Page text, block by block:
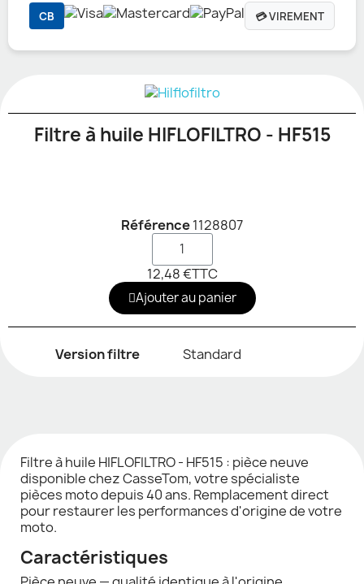
CB 💳 VIREMENT
Filtre à huile HIFLOFILTRO - HF515
Référence1128807
12,48 €TTC
Ajouter au panier
Version filtre Standard
Filtre à huile HIFLOFILTRO - HF515 : pièce neuve
disponible chez CasseTom, votre spécialiste
pièces moto depuis 40 ans. Remplacement direct
pour restaurer les performances d'origine de votre
moto.
Caractéristiques